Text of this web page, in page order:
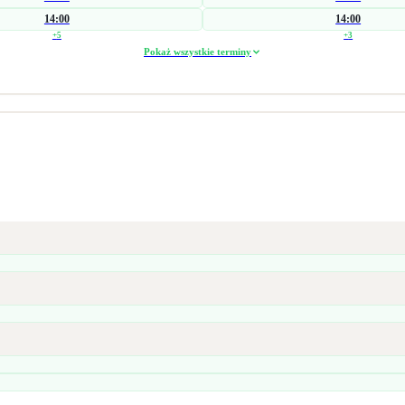
14:00
+5
14:00
+3
Pokaż wszystkie terminy